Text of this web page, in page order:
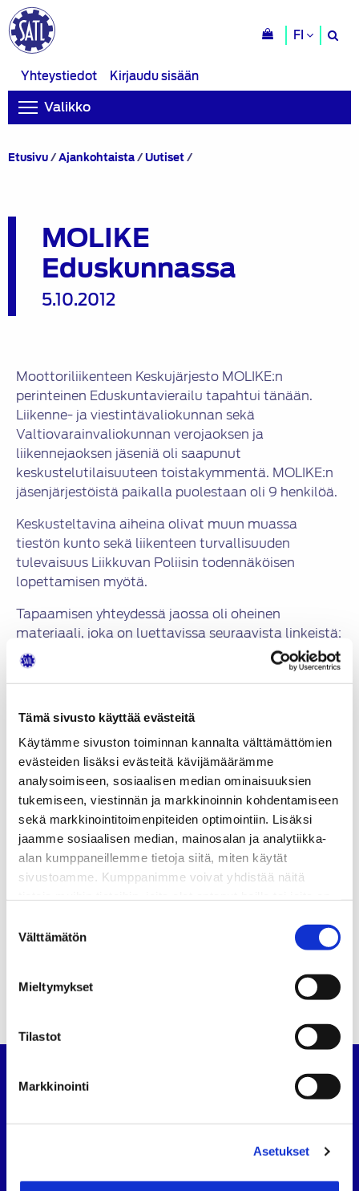
Tämä sivusto käyttää evästeitä
Käytämme sivuston toiminnan kannalta välttämättömien
evästeiden lisäksi evästeitä kävijämäärämme
analysoimiseen, sosiaalisen median ominaisuuksien
tukemiseen, viestinnän ja markkinoinnin kohdentamiseen
sekä markkinointitoimenpiteiden optimointiin. Lisäksi
jaamme sosiaalisen median, mainosalan ja analytiikka-
alan kumppaneillemme tietoja siitä, miten käytät
sivustoamme. Kumppanimme voivat yhdistää näitä
valinta
Välttämätön
Mieltymykset
Tilastot
Markkinointi
Asetukset
FI
Yhteystiedot
Kirjaudu sisään
Valikko
Etusivu/Ajankohtaista/Uutiset/MOLIKE
MOLIKE
Eduskunnassa
5.10.2012
KATEGORIAT
Uutiset
Moottoriliikenteen Keskujärjesto MOLIKE:n
perinteinen Eduskuntavierailu tapahtui tänään.
Liikenne- ja viestintävaliokunnan sekä
Valtiovarainvaliokunnan verojaoksen ja
liikennejaoksen jäseniä oli saapunut
keskustelutilaisuuteen toistakymmentä. MOLIKE:n
jäsenjärjestöistä paikalla puolestaan oli 9 henkilöä.
Keskusteltavina aiheina olivat muun muassa
tiestön kunto sekä liikenteen turvallisuuden
tulevaisuus Liikkuvan Poliisin todennäköisen
lopettamisen myötä.
Tapaamisen yhteydessä jaossa oli oheinen
materiaali, joka on luettavissa seuraavista linkeistä:
Moottoriliikenteen_Keskusjarjesto_ry_05102012.pdf
Jaa:
Artikkelien
Sähkö- ja hybridiajoneuvojen sähkötyöturvallisuuteen on
Suomen Autoteknillinen Liitto